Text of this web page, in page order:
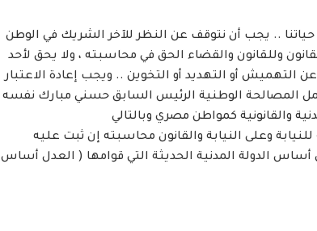
.. يجب أن نتوقف عن النظر للآخر الشريك في الوطن
وللقانون والقضاء الحق في محاسبته ، ولا يحق لأحد
التهميش أو التهديد أو التخوين .. ويجب إعادة الاعتبار
المصالحة الوطنية الرئيس السابق حسني مبارك نفسه
والقانونية كمواطن مصري وبالتالي
وعلى النيابة والقانون محاسبته إن ثبت عليه
أساس الدولة المدنية الحديثة التي قوامها ( العدل أساس